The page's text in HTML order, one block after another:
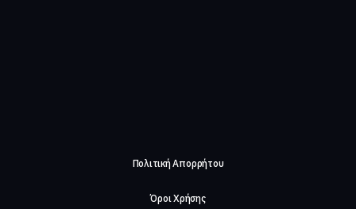
Πολιτική Απορρήτου
Όροι Χρήσης